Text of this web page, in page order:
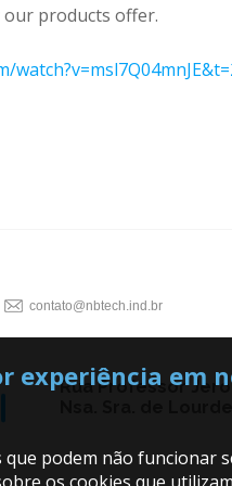
our products offer.
contato@nbtech.ind.br
Rua Professor
experiência em
que podem não funcionar